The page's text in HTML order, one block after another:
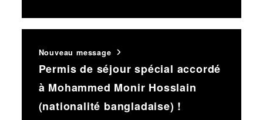
Nouveau message
Permis de séjour spécial accordé
à Mohammed Monir Hosslain
(nationalité bangladaise) !